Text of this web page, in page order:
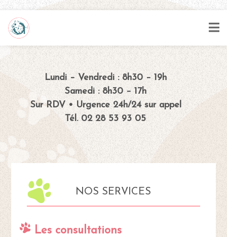
Lundi – Vendredi : 8h30 – 19h
Samedi : 8h30 – 17h
Sur RDV • Urgence 24h/24 sur appel
Tél. 02 28 53 93 05
NOS SERVICES
Les consultations